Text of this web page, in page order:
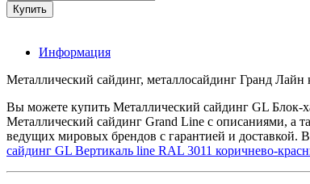
Информация
Металлический сайдинг, металлосайдинг Гранд
Вы можете купить Металлический сайдинг GL
Металлический сайдинг Grand Line с описаниями, а
ведущих мировых брендов с гарантией и доставкой.
сайдинг GL Вертикаль line RAL 3011 коричнево-